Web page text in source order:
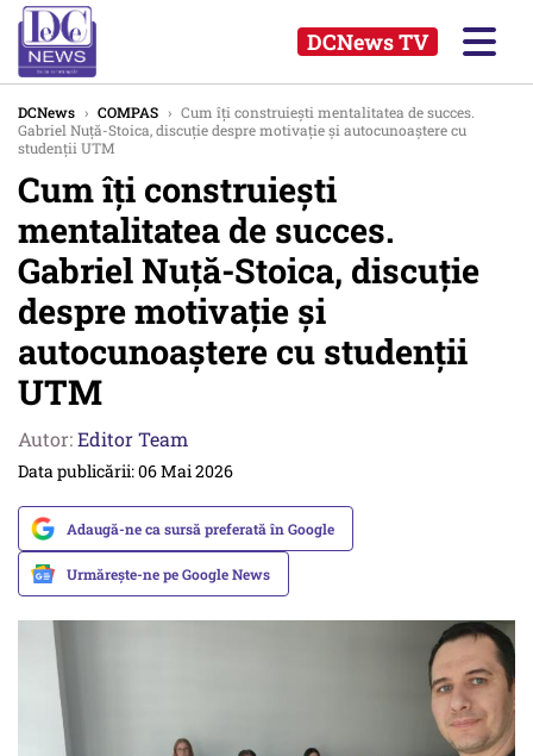
DCNews TV
DCNews › COMPAS › Cum îți construiești mentalitatea de succes.
Gabriel Nuță-Stoica, discuție despre motivație și autocunoaștere cu
studenții UTM
Cum îți construiești
mentalitatea de succes.
Gabriel Nuță-Stoica, discuție
despre motivație și
autocunoaștere cu studenții
UTM
Autor:Editor Team
Data publicării: 06 Mai 2026
Adaugă-ne ca sursă preferată în Google
Urmărește-ne pe Google News